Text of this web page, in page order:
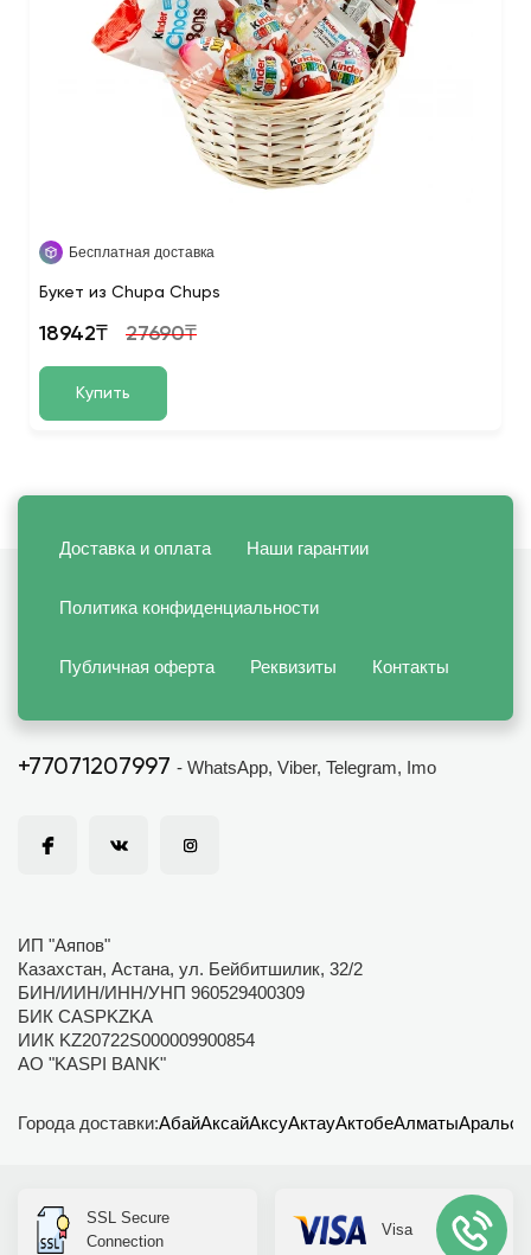
Бесплатная доставка
Букет из Chupa Chups
18942₸ 27690₸
Купить
Доставка и оплата Наши гарантии
Политика конфиденциальности
Публичная оферта Реквизиты Контакты
+77071207997 - WhatsApp, Viber, Telegram, Imo
ИП "Аяпов"
Казахстан, Астана, ул. Бейбитшилик, 32/2
БИН/ИИН/ИНН/УНП 960529400309
БИК CASPKZKA
ИИК KZ20722S000009900854
АО "KASPI BANK"
Города доставки:АбайАксайАксуАктауАктобеАлматыАральск
SSL Secure
Connection
Visa